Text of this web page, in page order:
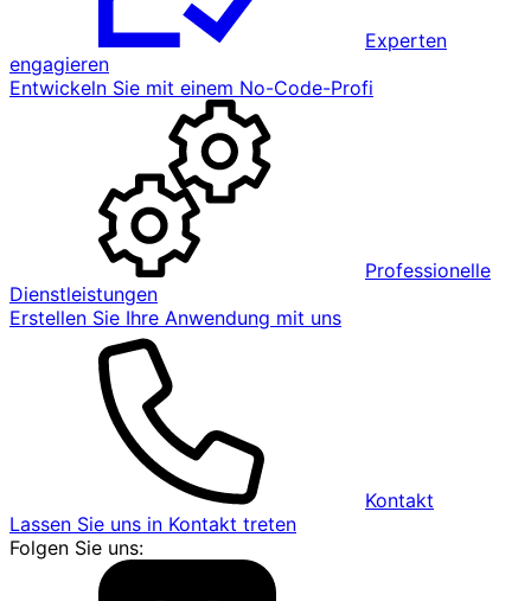
Experten
engagieren
Entwickeln Sie mit einem No-Code-Profi
Professionelle
Dienstleistungen
Erstellen Sie Ihre Anwendung mit uns
Kontakt
Lassen Sie uns in Kontakt treten
Folgen Sie uns: